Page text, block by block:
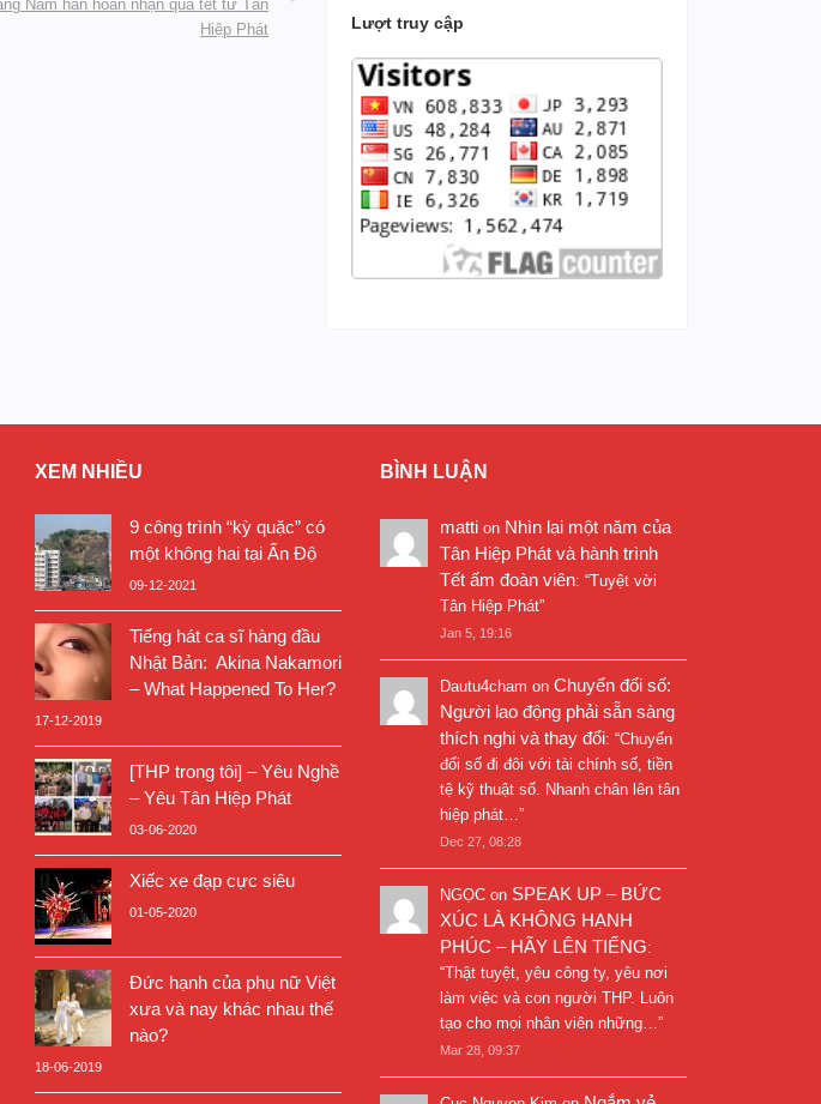
Nam hân hoan nhận quà tết từ Tân
Hiệp Phát
Lượt truy cập
XEM NHIỀU
9 công trình “kỳ quặc” có
một không hai tại Ấn Độ
09-12-2021
Tiếng hát ca sĩ hàng đầu
Nhật Bản: Akina Nakamori
– What Happened To Her?
17-12-2019
[THP trong tôi] – Yêu Nghề
– Yêu Tân Hiệp Phát
03-06-2020
Xiếc xe đạp cực siêu
01-05-2020
Đức hạnh của phụ nữ Việt
xưa và nay khác nhau thế
nào?
18-06-2019
BÌNH LUẬN
matti on Nhìn lại một năm của
Tân Hiệp Phát và hành trình
Tết ấm đoàn viên: “Tuyệt vời
Tân Hiệp Phát”
Jan 5, 19:16
Dautu4cham on Chuyển đổi số:
Người lao động phải sẵn sàng
thích nghi và thay đổi: “Chuyển
đổi số đi đôi với tài chính số, tiền
tệ kỹ thuật số. Nhanh chân lên tân
hiệp phát… ”
Dec 27, 08:28
NGỌC on SPEAK UP – BỨC
XÚC LÀ KHÔNG HẠNH
PHÚC – HÃY LÊN TIẾNG:
“Thật tuyệt, yêu công ty, yêu nơi
làm việc và con người THP. Luôn
tạo cho mọi nhân viên những… ”
Mar 28, 09:37